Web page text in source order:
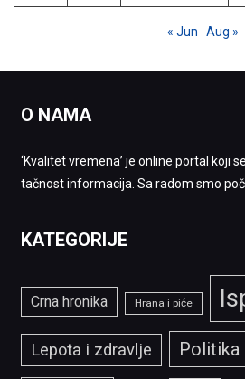
« Jun Aug »
O NAMA
‘Kvalitet vremena’ je online portal koji
tačnost informacija. Sa radom smo
KATEGORIJE
Crna hronika Hrana i piće
Lepota i zdravlje Politika